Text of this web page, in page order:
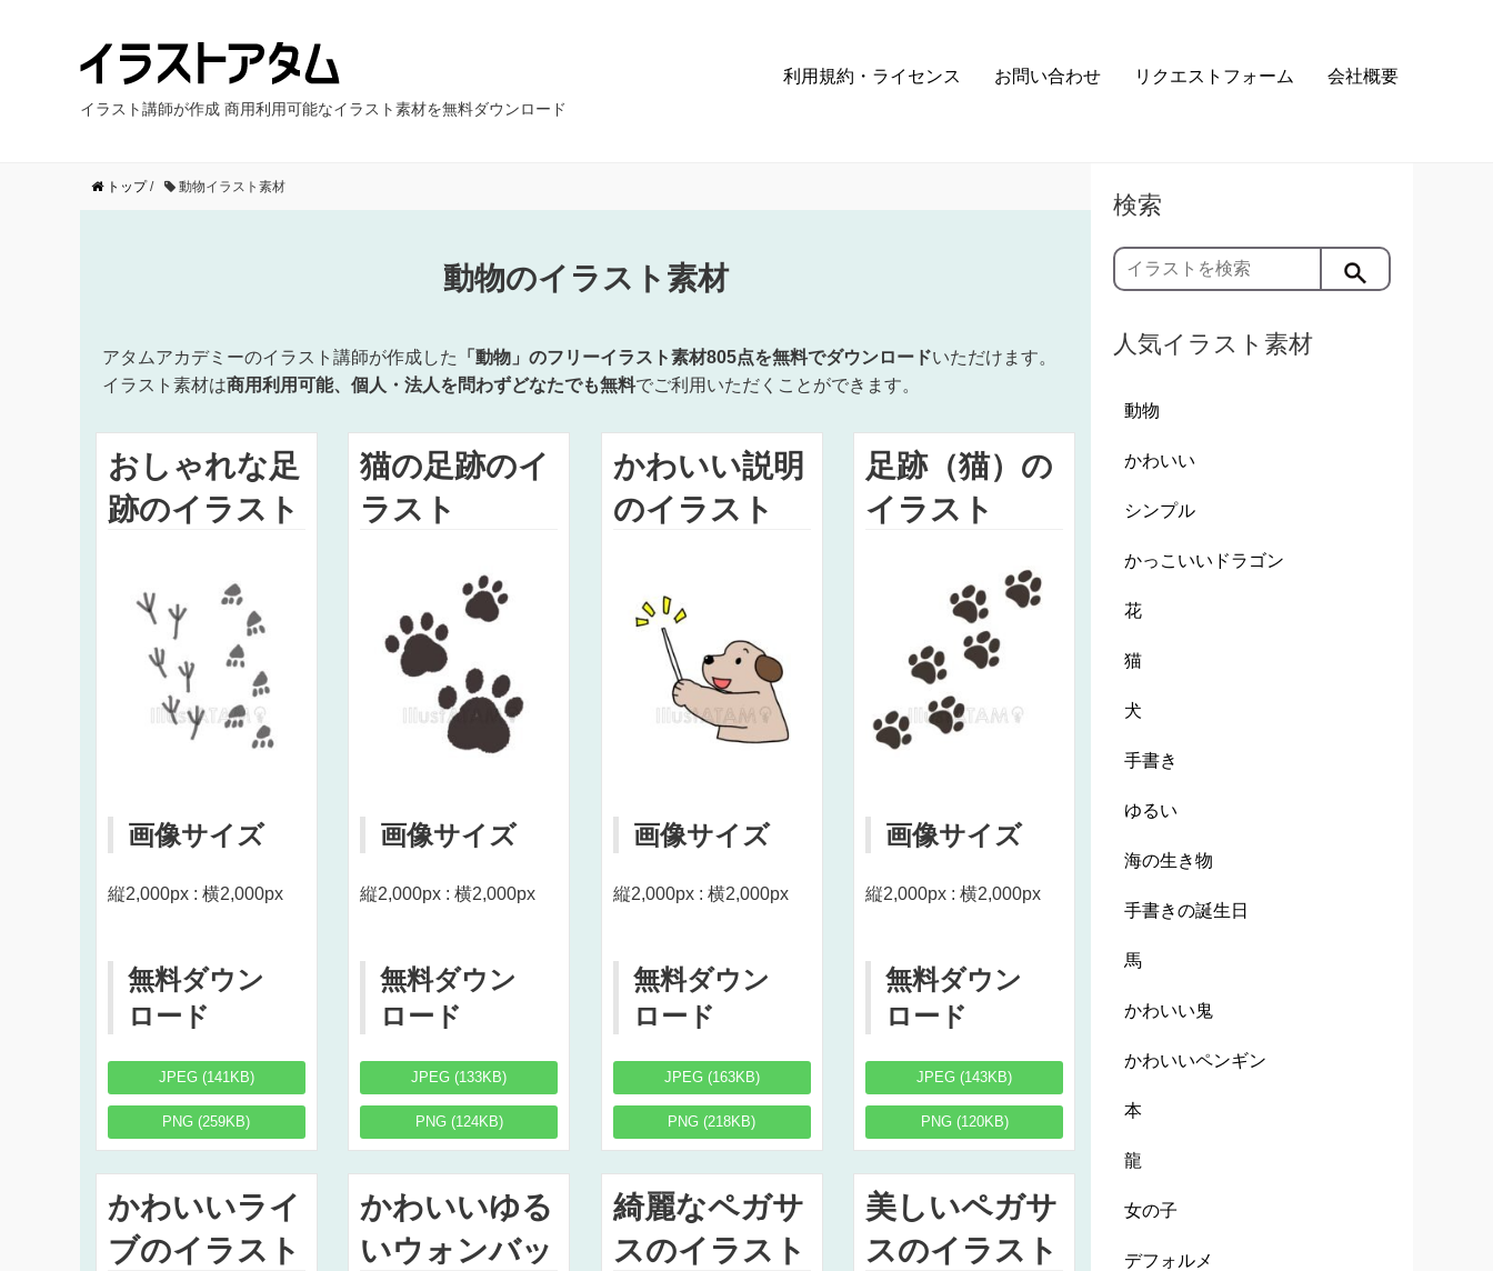
イラスト講師が作成 商用利用可能なイラスト素材を無料ダウンロード
利用規約・ライセンス お問い合わせ リクエストフォーム 会社概要
トップ/ 動物イラスト素材
動物のイラスト素材
アタムアカデミーのイラスト講師が作成した 「動物」のフリーイラスト素材805点を無料でダウンロードいただけます。
イラスト素材は商用利用可能、個人・法人を問わずどなたでも無料でご利用いただくことができます。
おしゃれな足
跡のイラスト
画像サイズ
縦2,000px : 横2,000px
無料ダウン
ロード
JPEG (141KB)
PNG (259KB)
猫の足跡のイ
ラスト
画像サイズ
縦2,000px : 横2,000px
無料ダウン
ロード
JPEG (133KB)
PNG (124KB)
かわいい説明
のイラスト
画像サイズ
縦2,000px : 横2,000px
無料ダウン
ロード
JPEG (163KB)
PNG (218KB)
足跡（猫）の
イラスト
画像サイズ
縦2,000px : 横2,000px
無料ダウン
ロード
JPEG (143KB)
PNG (120KB)
かわいいライ
ブのイラスト
かわいいゆる
いウォンバッ
綺麗なペガサ
スのイラスト
美しいペガサ
スのイラスト
検索
人気イラスト素材
動物
かわいい
シンプル
かっこいいドラゴン
花
猫
犬
手書き
ゆるい
海の生き物
手書きの誕生日
馬
かわいい鬼
かわいいペンギン
本
龍
女の子
デフォルメ